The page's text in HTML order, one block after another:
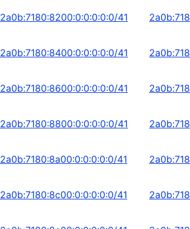
2a0b:7180:8200:0:0:0:0:0/41
2a0b:7180:8400:0:0:0:0:0/41
2a0b:7180:8600:0:0:0:0:0/41
2a0b:7180:8800:0:0:0:0:0/41
2a0b:7180:8a00:0:0:0:0:0/41
2a0b:7180:8c00:0:0:0:0:0/41